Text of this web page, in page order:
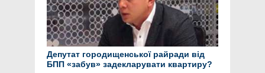
Депутат городищенської райради від
БПП «забув» задекларувати квартиру?